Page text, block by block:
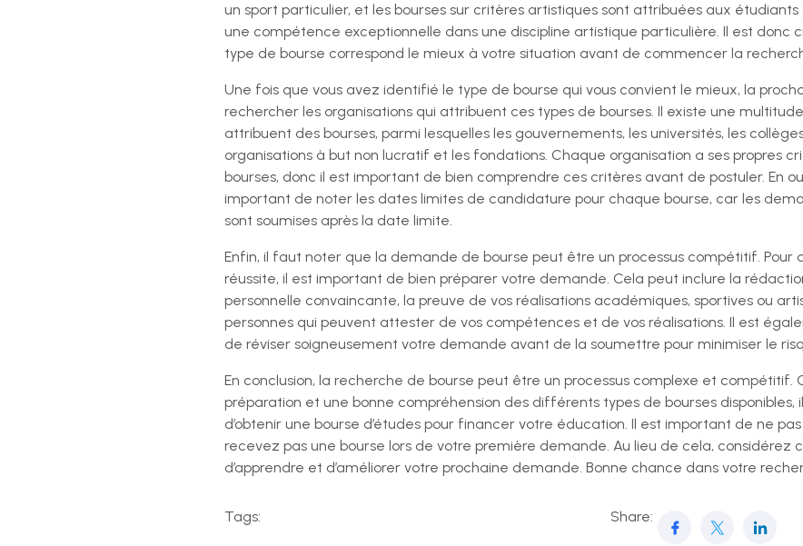
un sport particulier, et les bourses sur critères artistiques sont attribuées aux
une compétence exceptionnelle dans une discipline artistique particulière. Il est donc
type de bourse correspond le mieux à votre situation avant de commencer la
Une fois que vous avez identifié le type de bourse qui vous convient le mieux, la
rechercher les organisations qui attribuent ces types de bourses. Il existe une multitude
attribuent des bourses, parmi lesquelles les gouvernements, les universités, les
organisations à but non lucratif et les fondations. Chaque organisation a ses propres
bourses, donc il est important de bien comprendre ces critères avant de postuler. En
important de noter les dates limites de candidature pour chaque bourse, car les
sont soumises après la date limite.
Enfin, il faut noter que la demande de bourse peut être un processus compétitif. Pour
réussite, il est important de bien préparer votre demande. Cela peut inclure la
personnelle convaincante, la preuve de vos réalisations académiques, sportives ou
personnes qui peuvent attester de vos compétences et de vos réalisations. Il est
de réviser soigneusement votre demande avant de la soumettre pour minimiser le
En conclusion, la recherche de bourse peut être un processus complexe et compétitif.
préparation et une bonne compréhension des différents types de bourses disponibles,
d’obtenir une bourse d’études pour financer votre éducation. Il est important de ne
recevez pas une bourse lors de votre première demande. Au lieu de cela, considérez
d’apprendre et d’améliorer votre prochaine demande. Bonne chance dans votre
Tags: Share: